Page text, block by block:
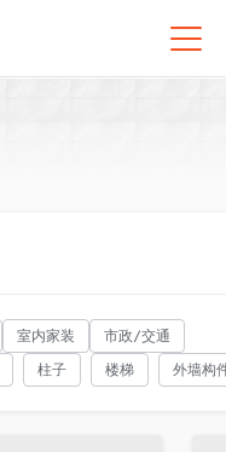
室内家装 市政/交通
柱子 楼梯 外墙构